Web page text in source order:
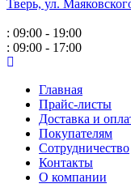
Тверь, ул.
: 09:00 - 19:00
: 09:00 - 17:00
Главная
Прайс-листы
Доставка и
Покупателям
Сотрудничество
Контакты
О компании